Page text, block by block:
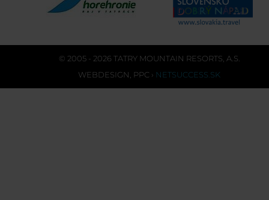
© 2005 - 2026 TATRY MOUNTAIN RESORTS, A.S.
WEBDESIGN PPC › NETSUCCESS.SK